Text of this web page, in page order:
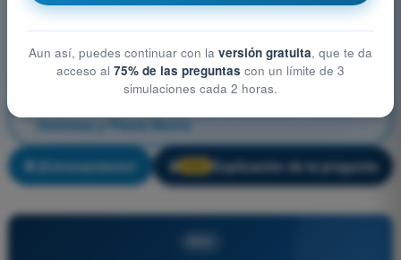
¡Entrenamiento! 🔒 Explicación de la pregunta
Aun así, puedes continuar con la versión gratuita, que te da
acceso al 75% de las preguntas con un límite de 3
simulaciones cada 2 horas.